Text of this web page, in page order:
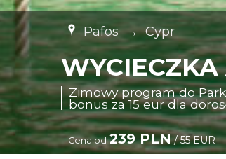
Pafos → Cypr
Zimowy program do
bonus za 15 eur dla
Cena od 239 PLN/ 55 EUR